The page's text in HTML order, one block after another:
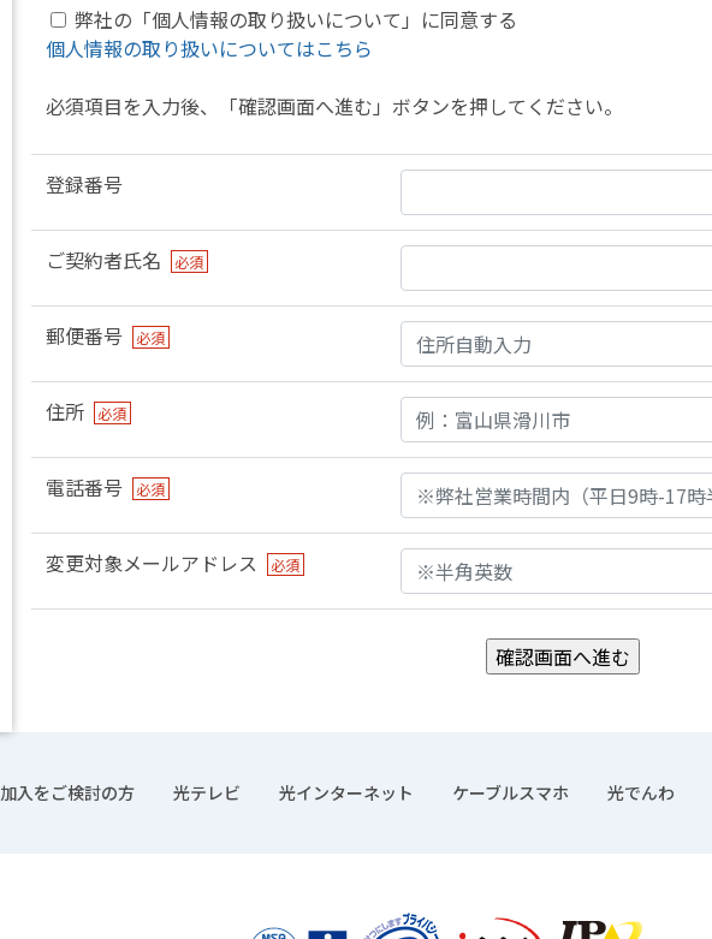
弊社の「個人情報の取り扱いについて」に同意する
個人情報の取り扱いについてはこちら
必須項目を入力後、「確認画面へ進む」ボタンを押してください。
登録番号
ご契約者氏名 必須
郵便番号 必須
住所 必須
電話番号 必須
変更対象メールアドレス 必須
加入をご検討の方 光テレビ 光インターネット ケーブルスマホ 光でんわ